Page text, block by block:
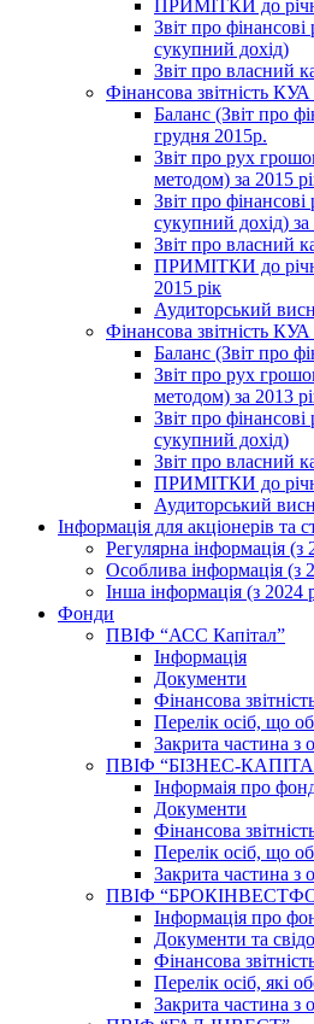
ПРИМІТКИ до
Звіт про фінансові
сукупний дохід)
Звіт про власний
Фінансова звітність КУА
Баланс (Звіт про
грудня 2015р.
Звіт про рух
методом) за 2015
Звіт про фінансові
сукупний дохід) за
Звіт про власний
ПРИМІТКИ до
2015 рік
Аудиторський
Фінансова звітність КУА
Баланс (Звіт про
Звіт про рух
методом) за 2013
Звіт про фінансові
сукупний дохід)
Звіт про власний
ПРИМІТКИ до
Аудиторський
Інформація для акціонерів та
Регулярна інформація (з
Особлива інформація (з
Інша інформація (з 2024
Фонди
ПВІФ “АСС Капітал”
Інформація
Документи
Фінансова
Перелік осіб, що
Закрита частина
ПВІФ “БІЗНЕС-
Інформаія про
Документи
Фінансова
Перелік осіб, що
Закрита частина
ПВІФ
Інформація про
Документи та
Фінансова
Перелік осіб, які
Закрита частина